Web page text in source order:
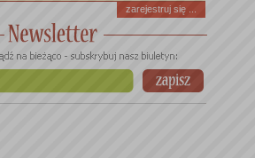
zarejestruj się ...